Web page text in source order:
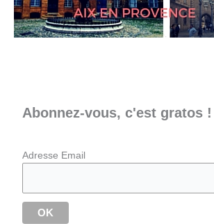
Abonnez-vous, c'est gratos !
Adresse Email